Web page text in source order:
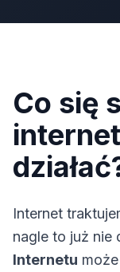
Co się
Internet
nagle to już nie
Internetu